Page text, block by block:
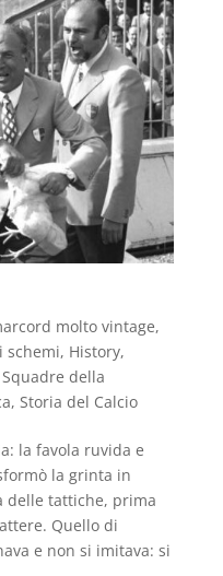
molto vintage,
schemi, History,
Squadre della
, Storia del Calcio
la favola ruvida e
la grinta in
delle tattiche, prima
Quello di
e non si imitava: si